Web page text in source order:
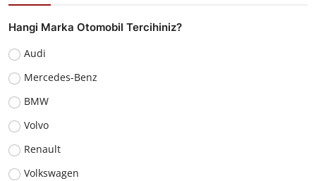
Hangi Marka Otomobil Tercihiniz?
Audi
Mercedes-Benz
BMW
Volvo
Renault
Volkswagen